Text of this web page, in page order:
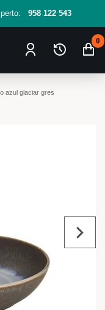
958 122 543
0
azul glaciar gres